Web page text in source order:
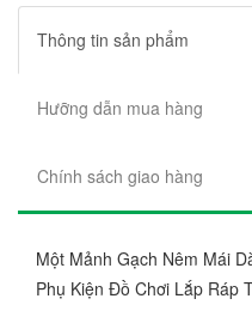
Thông tin sản phẩm
Hưỡng dẫn mua hàng
Chính sách giao hàng
Một Mảnh Gạch Nêm Mái
Phụ Kiện Đồ Chơi Lắp Ráp